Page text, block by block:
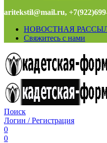
aritekstil@mail.ru,
НОВОСТНАЯ
Свяжитесь с нами
Поиск
Логин / Регистрация
0
0